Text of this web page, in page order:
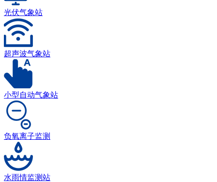
光伏气象站
超声波气象站
小型自动气象站
负氧离子监测
水雨情监测站